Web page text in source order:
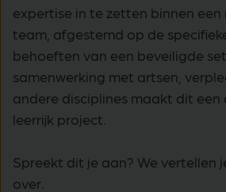
expertise in te zetten binnen
team, afgestemd op de
behoeften van een beveiligde
samenwerking met artsen,
andere disciplines maakt dit een
leerrijk project.
Spreekt dit je aan? We vertellen
over.